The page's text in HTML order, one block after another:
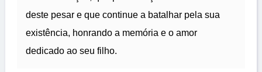
deste pesar e que continue a batalhar pela sua
existência, honrando a memória e o amor
dedicado ao seu filho.